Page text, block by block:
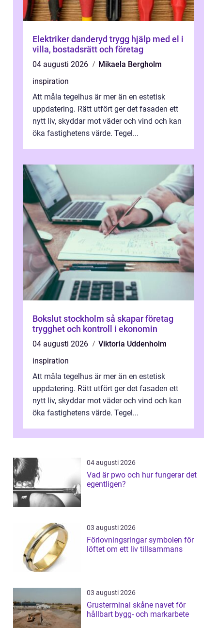
Elektriker danderyd trygg hjälp med el i
villa, bostadsrätt och företag
04 augusti 2026
Mikaela Bergholm
inspiration
Att måla tegelhus är mer än en estetisk
uppdatering. Rätt utfört ger det fasaden ett
nytt liv, skyddar mot väder och vind och kan
öka fastighetens värde. Tegel...
Bokslut stockholm så skapar företag
trygghet och kontroll i ekonomin
04 augusti 2026
Viktoria Uddenholm
inspiration
Att måla tegelhus är mer än en estetisk
uppdatering. Rätt utfört ger det fasaden ett
nytt liv, skyddar mot väder och vind och kan
öka fastighetens värde. Tegel...
04 augusti 2026
Vad är pwo och hur fungerar det
egentligen?
03 augusti 2026
Förlovningsringar symbolen för
löftet om ett liv tillsammans
03 augusti 2026
Grusterminal skåne navet för
hållbart bygg- och markarbete